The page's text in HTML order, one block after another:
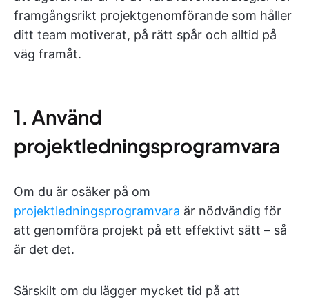
framgångsrikt projektgenomförande som håller
ditt team motiverat, på rätt spår och alltid på
väg framåt.
1. Använd
projektledningsprogramvara
Om du är osäker på om
projektledningsprogramvara är nödvändig för
att genomföra projekt på ett effektivt sätt – så
är det det.
Särskilt om du lägger mycket tid på att